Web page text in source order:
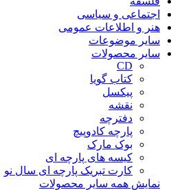
اجتماعی و سیاسی
هنر و اطلاعات عمومی
سایر موضوعات
سایر محصولات
CD
کتاب گویا
پیکسل
نقشه
دفترچه
پارچه کادوپیچ
بوک مارک
کیسه های پارچه ای
کارت تبریک پارچه ای سال نو
نمایش همه سایر محصولات